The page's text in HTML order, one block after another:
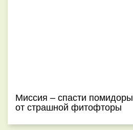
Миссия – спасти помидоры
от страшной фитофторы